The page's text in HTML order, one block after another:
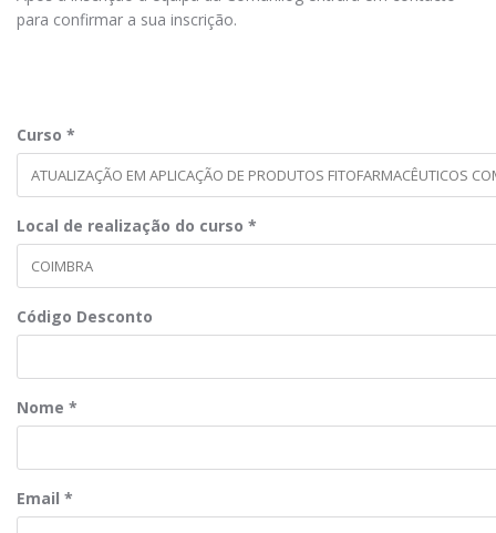
para confirmar a sua inscrição.
Curso *
Local de realização do curso *
Código Desconto
Nome *
Email *